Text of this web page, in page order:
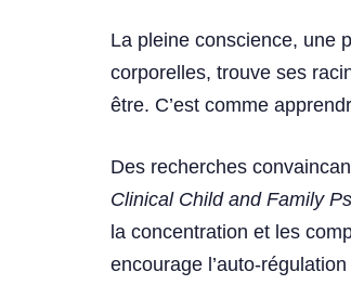
La pleine conscience, une
corporelles, trouve ses
être. C’est comme
Des recherches
Clinical Child and Family
la concentration et les
encourage l’auto-